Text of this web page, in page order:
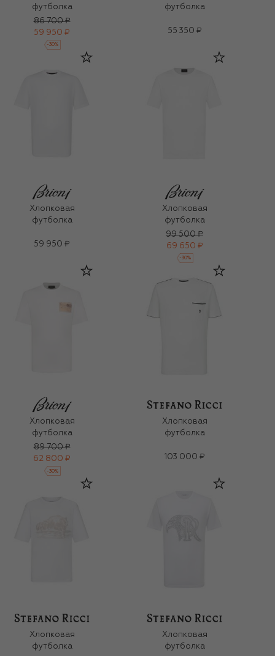
футболка
86 700 ₽
59 950 ₽
-30%
футболка
55 350 ₽
Хлопковая
футболка
59 950 ₽
Хлопковая
футболка
99 500 ₽
69 650 ₽
-30%
Хлопковая
футболка
89 700 ₽
62 800 ₽
-30%
Хлопковая
футболка
103 000 ₽
Хлопковая
футболка
Хлопковая
футболка